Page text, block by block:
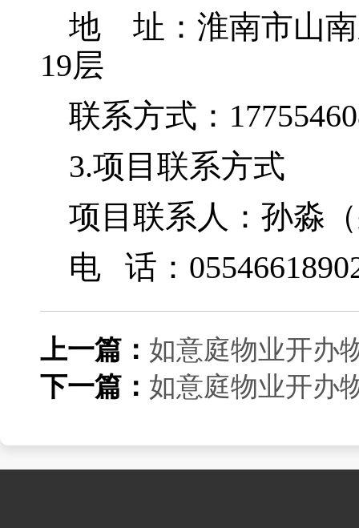
地 址：淮南市山南
19层
联系方式：
3.项目联系方式
项目联系人：孙淼
电 话：
上一篇： 如意庭物业开办
下一篇： 如意庭物业开办